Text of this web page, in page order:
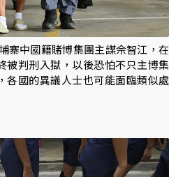
寨中國籍賭博集團主謀佘智江，在
被判刑入獄，以後恐怕不只主博集
各國的異議人士也可能面臨類似處